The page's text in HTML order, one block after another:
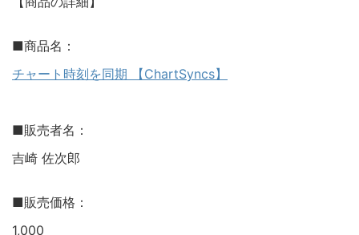
■商品名：
チャート時刻を同期 【ChartSyncs】
■販売者名：
吉崎 佐次郎
■販売価格：
1,000